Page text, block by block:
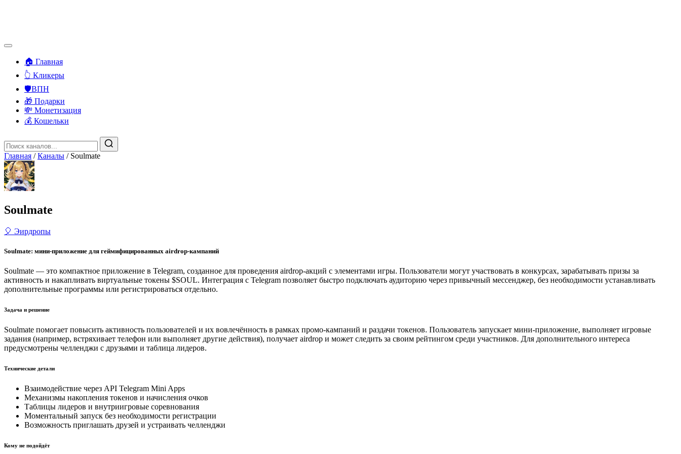
🏠 Главная
👆 Кликеры
🛡️ВПН
🎁 Подарки
💸 Монетизация
💰 Кошельки
Главная / Каналы / Soulmate
Soulmate
🎈 Эирдропы
Soulmate: мини-приложение для геймифицированных airdrop-кампаний
Soulmate — это компактное приложение в Telegram, созданное для проведения airdrop-акций с элементами игры. Пользователи могут участвовать в конкурсах, зарабатывать призы за
активность и накапливать виртуальные токены $SOUL. Интеграция с Telegram позволяет быстро подключать аудиторию через привычный мессенджер, без необходимости устанавливать
дополнительные программы или регистрироваться отдельно.
Задача и решение
Soulmate помогает повысить активность пользователей и их вовлечённость в рамках промо-кампаний и раздачи токенов. Пользователь запускает мини-приложение, выполняет игровые
задания (например, встряхивает телефон или выполняет другие действия), получает airdrop и может следить за своим рейтингом среди участников. Для дополнительного интереса
предусмотрены челленджи с друзьями и таблица лидеров.
Технические детали
Взаимодействие через API Telegram Mini Apps
Механизмы накопления токенов и начисления очков
Таблицы лидеров и внутриигровые соревнования
Моментальный запуск без необходимости регистрации
Возможность приглашать друзей и устраивать челленджи
Кому не подойдёт